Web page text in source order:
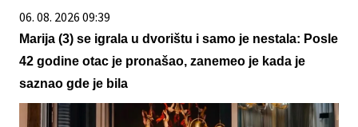
06. 08. 2026 09:39
Marija (3) se igrala u dvorištu i samo je nestala: Posle
42 godine otac je pronašao, zanemeo je kada je
saznao gde je bila